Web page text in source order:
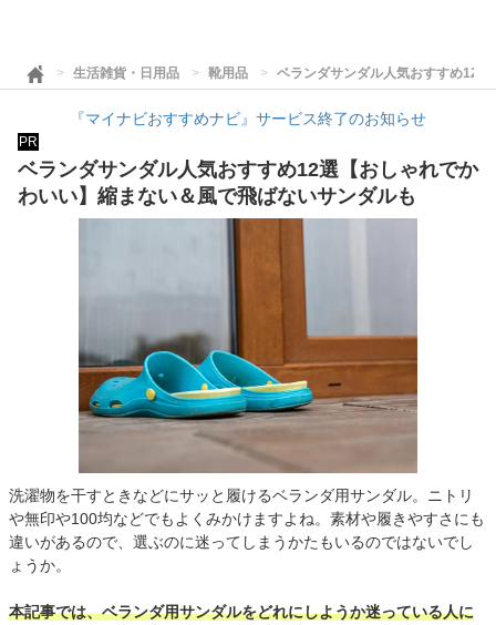
生活雑貨・日用品 靴用品 ベランダサンダル人気おすすめ12
『マイナビおすすめナビ』サービス終了のお知らせ
PR
ベランダサンダル人気おすすめ12選【おしゃれでか
わいい】縮まない＆風で飛ばないサンダルも
洗濯物を干すときなどにサッと履けるベランダ用サンダル。ニトリ
や無印や100均などでもよくみかけますよね。素材や履きやすさにも
違いがあるので、選ぶのに迷ってしまうかたもいるのではないでし
ょうか。
本記事では、ベランダ用サンダルをどれにしようか迷っている人に